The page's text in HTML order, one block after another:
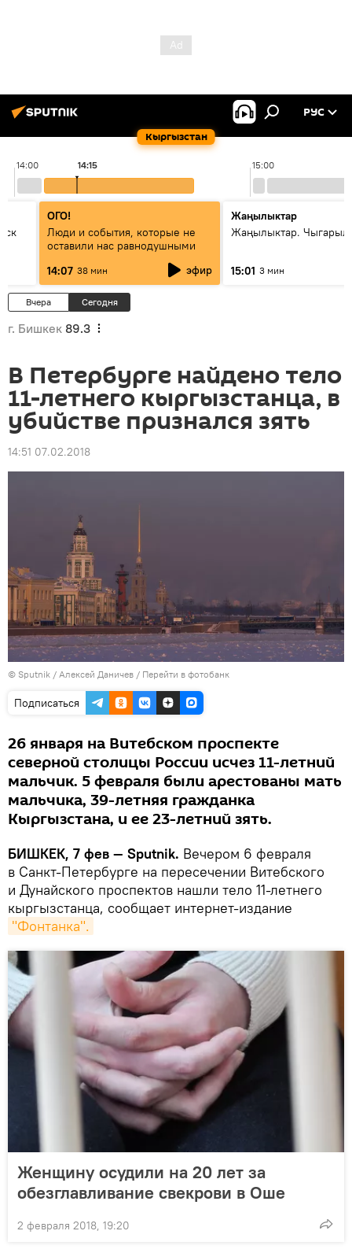
Кыргызстан
РУС
14:00 15:00
14:15
ОГО!
Люди и события, которые не
оставили нас равнодушными
14:07 38 мин эфир
Жаңылыктар
Жаңылыктар.
15:01 3 мин
Вчера Сегодня
г. Бишкек 89.3
В Петербурге найдено тело
11-летнего кыргызстанца, в
убийстве признался зять
14:51 07.02.2018
© Sputnik / Алексей Даничев / Перейти в фотобанк
Подписаться
26 января на Витебском проспекте
северной столицы России исчез 11-летний
мальчик. 5 февраля были арестованы мать
мальчика, 39-летняя гражданка
Кыргызстана, и ее 23-летний зять.
БИШКЕК, 7 фев — Sputnik. Вечером 6 февраля
в Санкт-Петербурге на пересечении Витебского
и Дунайского проспектов нашли тело 11-летнего
кыргызстанца, сообщает интернет-издание
"Фонтанка".
Женщину осудили на 20 лет за
обезглавливание свекрови в Оше
2 февраля 2018, 19:20